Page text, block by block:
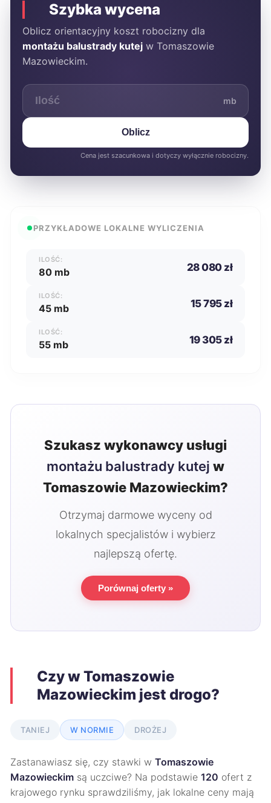
Szybka wycena
Oblicz orientacyjny koszt robocizny dla
montażu balustrady kutej w Tomaszowie
Mazowieckim.
mb
Oblicz
Cena jest szacunkowa i dotyczy wyłącznie robocizny.
PRZYKŁADOWE LOKALNE WYLICZENIA
ILOŚĆ:
80 mb 28 080 zł
ILOŚĆ:
45 mb 15 795 zł
ILOŚĆ:
55 mb 19 305 zł
Szukasz wykonawcy usługi
montażu balustrady kutej w
Tomaszowie Mazowieckim?
Otrzymaj darmowe wyceny od
lokalnych specjalistów i wybierz
najlepszą ofertę.
Porównaj oferty »
Czy w Tomaszowie
Mazowieckim jest drogo?
TANIEJ W NORMIE DROŻEJ
Zastanawiasz się, czy stawki w Tomaszowie
Mazowieckim są uczciwe? Na podstawie 120 ofert z
krajowego rynku sprawdziliśmy, jak lokalne ceny mają